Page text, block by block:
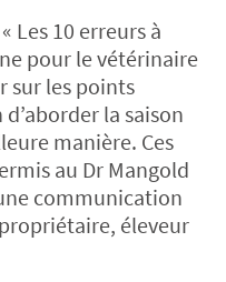
Les 10 erreurs à
pour le vétérinaire
sur les points
la saison
manière. Ces
au Dr Mangold
communication
éleveur